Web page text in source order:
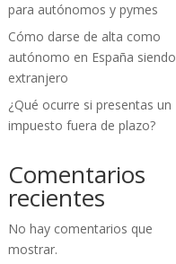
para autónomos y pymes
Cómo darse de alta como
autónomo en España siendo
extranjero
¿Qué ocurre si presentas un
impuesto fuera de plazo?
Comentarios
recientes
No hay comentarios que
mostrar.